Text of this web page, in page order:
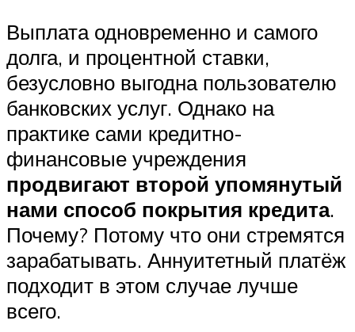
Выплата одновременно и самого
долга, и процентной ставки,
безусловно выгодна пользователю
банковских услуг. Однако на
практике сами кредитно-
финансовые учреждения
продвигают второй упомянутый
нами способ покрытия кредита.
Почему? Потому что они стремятся
зарабатывать. Аннуитетный платёж
подходит в этом случае лучше
всего.